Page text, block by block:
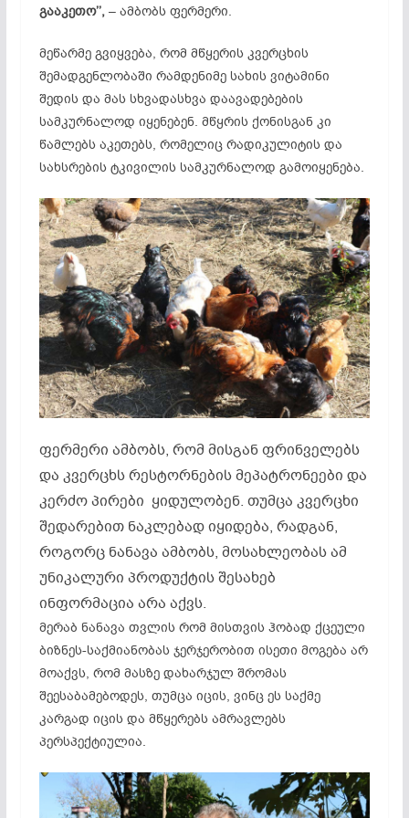
გააკეთო’’,– ამბობს ფერმერი.
მეწარმე გვიყვება, რომ მწყერის კვერცხის
შემადგენლობაში რამდენიმე სახის ვიტამინი
შედის და მას სხვადასხვა დაავადებების
სამკურნალოდ იყენებენ. მწყრის ქონისგან კი
წამლებს აკეთებს, რომელიც რადიკულიტის და
სახსრების ტკივილის სამკურნალოდ გამოიყენება.
ფერმერი ამბობს, რომ მისგან ფრინველებს
და კვერცხს რესტორნების მეპატრონეები და
კერძო პირები ყიდულობენ. თუმცა კვერცხი
შედარებით ნაკლებად იყიდება, რადგან,
როგორც ნანავა ამბობს, მოსახლეობას ამ
უნიკალური პროდუქტის შესახებ
ინფორმაცია არა აქვს.
მერაბ ნანავა თვლის რომ მისთვის ჰობად ქცეული
ბიზნეს-საქმიანობას ჯერჯერობით ისეთი მოგება არ
მოაქვს, რომ მასზე დახარჯულ შრომას
შეესაბამებოდეს, თუმცა იცის, ვინც ეს საქმე
კარგად იცის და მწყერებს ამრავლებს
პერსპექტიულია.